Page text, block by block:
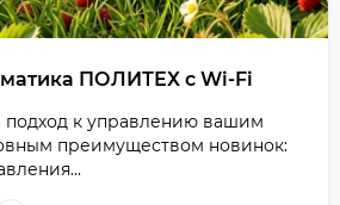
ПОЛИТЕХ с Wi-Fi
к управлению вашим
преимуществом новинок: